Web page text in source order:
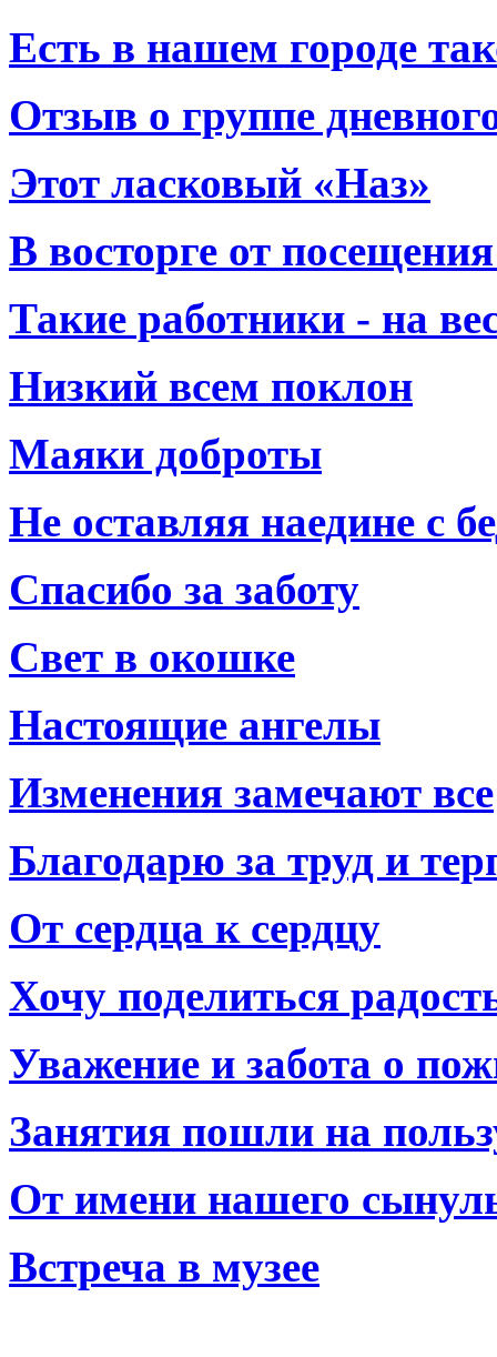
Есть в нашем городе
Отзыв о группе
Этот ласковый «Наз»
В восторге от
Такие работники - на
Низкий всем поклон
Маяки доброты
Не оставляя наедине с
Спасибо за заботу
Свет в окошке
Настоящие ангелы
Изменения замечают все
Благодарю за труд и
От сердца к сердцу
Хочу поделиться
Уважение и забота о
Занятия пошли на
От имени нашего
Встреча в музее